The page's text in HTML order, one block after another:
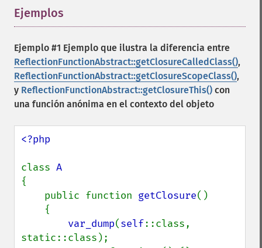
Ejemplos
Ejemplo #1 Ejemplo que ilustra la diferencia entre
ReflectionFunctionAbstract::getClosureCalledClass(),
ReflectionFunctionAbstract::getClosureScopeClass(),
y ReflectionFunctionAbstract::getClosureThis() con
una función anónima en el contexto del objeto
<?php
class
{
    public function
getClosure()
var_dump(self::class,
static::class);